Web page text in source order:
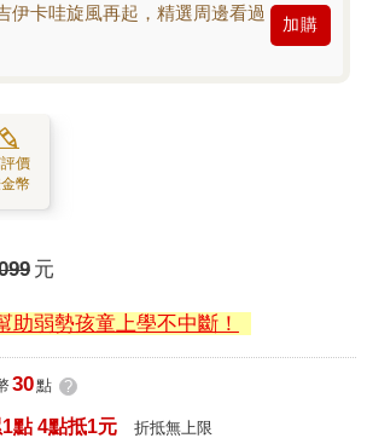
伊卡哇旋風再起，精選周邊看過
加購
價
幣
元
助弱勢孩童上學不中斷！
30點 ?
點 4點抵1元 折抵無上限